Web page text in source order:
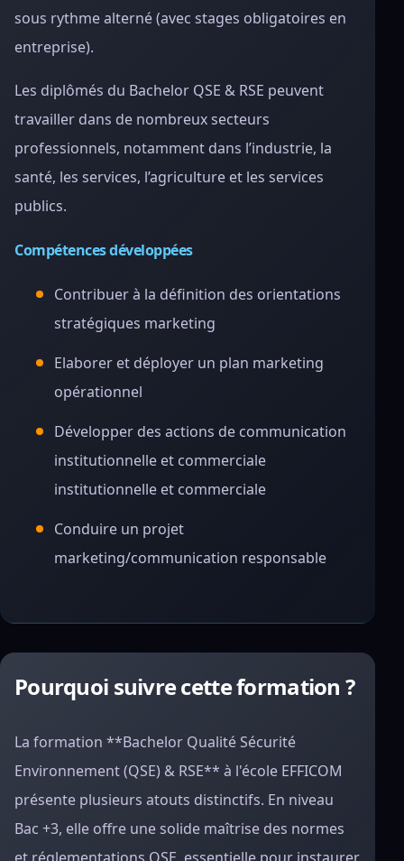
sous rythme alterné (avec stages obligatoires en
entreprise).
Les diplômés du Bachelor QSE & RSE peuvent
travailler dans de nombreux secteurs
professionnels, notamment dans l’industrie, la
santé, les services, l’agriculture et les services
publics.
Compétences développées
Contribuer à la définition des orientations
stratégiques marketing
Elaborer et déployer un plan marketing
opérationnel
Développer des actions de communication
institutionnelle et commerciale
institutionnelle et commerciale
Conduire un projet
marketing/communication responsable
Pourquoi suivre cette formation ?
La formation **Bachelor Qualité Sécurité
Environnement (QSE) & RSE** à l'école EFFICOM
présente plusieurs atouts distinctifs. En niveau
Bac +3, elle offre une solide maîtrise des normes